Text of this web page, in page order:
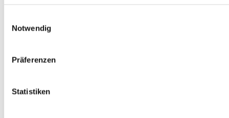
Notwendig
Präferenzen
Statistiken